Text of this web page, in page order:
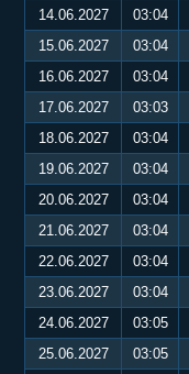
14.06.2027
03:04
15.06.2027
03:04
16.06.2027
03:04
17.06.2027
03:03
18.06.2027
03:04
19.06.2027
03:04
20.06.2027
03:04
21.06.2027
03:04
22.06.2027
03:04
23.06.2027
03:04
24.06.2027
03:05
25.06.2027
03:05